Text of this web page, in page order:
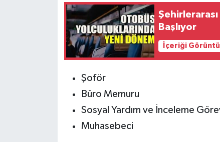
Başlıyor
İçeriği
Şoför
Büro Memuru
Sosyal Yardım ve İnceleme
Muhasebeci